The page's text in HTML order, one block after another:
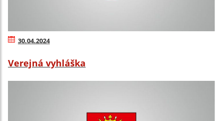
30.04.2024
Verejná vyhláška